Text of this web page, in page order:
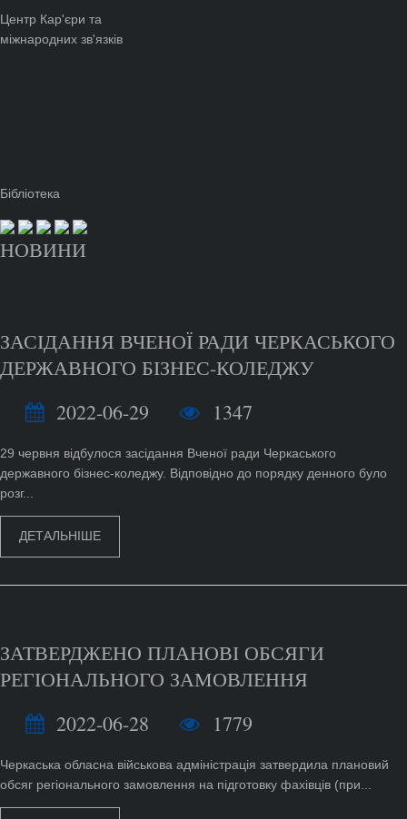
Центр Кар'єри та
міжнародних зв'язків
Бібліотека
НОВИНИ
ЗАСІДАННЯ ВЧЕНОЇ РАДИ ЧЕРКАСЬКОГО
ДЕРЖАВНОГО БІЗНЕС-КОЛЕДЖУ
2022-06-29
1347
29 червня відбулося засідання Вченої ради Черкаського
державного бізнес-коледжу. Відповідно до порядку денного було
розг...
ДЕТАЛЬНІШЕ
ЗАТВЕРДЖЕНО ПЛАНОВІ ОБСЯГИ
РЕГІОНАЛЬНОГО ЗАМОВЛЕННЯ
2022-06-28
1779
Черкаська обласна військова адміністрація затвердила плановий
обсяг регіонального замовлення на підготовку фахівців (при...